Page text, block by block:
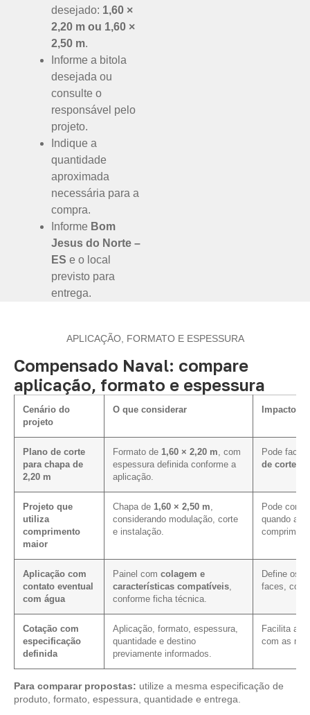
desejado: 1,60 ×
2,20 m ou 1,60 ×
2,50 m.
Informe a bitola
desejada ou
consulte o
responsável pelo
projeto.
Indique a
quantidade
aproximada
necessária para a
compra.
Informe Bom
Jesus do Norte –
ES e o local
previsto para
entrega.
APLICAÇÃO, FORMATO E ESPESSURA
Compensado Naval: compare
aplicação, formato e espessura
Cenário do
projeto
O que considerar Impacto
Plano de corte
para chapa de
2,20 m
Formato de 1,60 × 2,20 m , com
espessura definida conforme a
aplicação.
Pode
de corte e
Projeto que
utiliza
comprimento
maior
Chapa de 1,60 × 2,50 m
considerando modulação, corte
e instalação.
Pode
quando a
Aplicação com
contato eventual
com água
Painel com colagem e
características compatíveis
conforme ficha técnica.
Define os
faces,
Cotação com
especificação
definida
Aplicação, formato, espessura,
quantidade e destino
previamente informados.
Facilita a
com as
Para comparar propostas: utilize a mesma especificação de
produto, formato, espessura, quantidade e entrega.